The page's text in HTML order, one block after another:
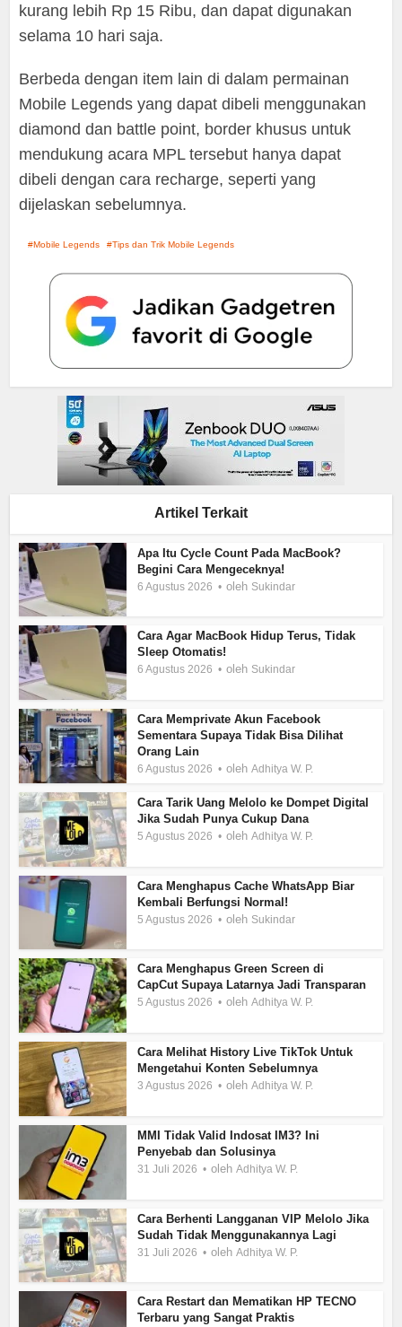
kurang lebih Rp 15 Ribu, dan dapat digunakan
selama 10 hari saja.
Berbeda dengan item lain di dalam permainan
Mobile Legends yang dapat dibeli menggunakan
diamond dan battle point, border khusus untuk
mendukung acara MPL tersebut hanya dapat
dibeli dengan cara recharge, seperti yang
dijelaskan sebelumnya.
Mobile Legends Tips dan Trik Mobile Legends
Artikel Terkait
Apa Itu Cycle Count Pada MacBook?
Begini Cara Mengeceknya!
6 Agustus 2026 oleh Sukindar
Cara Agar MacBook Hidup Terus, Tidak
Sleep Otomatis!
6 Agustus 2026 oleh Sukindar
Cara Memprivate Akun Facebook
Sementara Supaya Tidak Bisa Dilihat
Orang Lain
6 Agustus 2026 olehAdhitya W. P.
Cara Tarik Uang Melolo ke Dompet Digital
Jika Sudah Punya Cukup Dana
5 Agustus 2026 olehAdhitya W. P.
Cara Menghapus Cache WhatsApp Biar
Kembali Berfungsi Normal!
5 Agustus 2026 oleh Sukindar
Cara Menghapus Green Screen di
CapCut Supaya Latarnya Jadi Transparan
5 Agustus 2026 olehAdhitya W. P.
Cara Melihat History Live TikTok Untuk
Mengetahui Konten Sebelumnya
3 Agustus 2026 olehAdhitya W. P.
MMI Tidak Valid Indosat IM3? Ini
Penyebab dan Solusinya
31 Juli 2026 olehAdhitya W. P.
Cara Berhenti Langganan VIP Melolo Jika
Sudah Tidak Menggunakannya Lagi
31 Juli 2026 olehAdhitya W. P.
Cara Restart dan Mematikan HP TECNO
Terbaru yang Sangat Praktis